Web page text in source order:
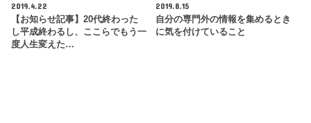
2019.4.22
【お知らせ記事】20代終わった
し平成終わるし、ここらでもう一
度人生変えた…
2019.8.15
自分の専門外の情報を集めるとき
に気を付けていること